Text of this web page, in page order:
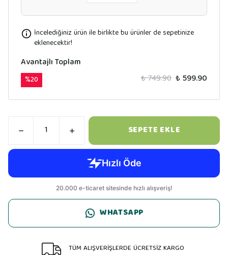
İncelediğiniz ürün ile birlikte bu ürünler de sepetinize
eklenecektir!
Avantajlı Toplam
%20 ₺ 749.90 ₺ 599.90
SEPETE EKLE
WHATSAPP
TÜM ALIŞVERİŞLERDE ÜCRETSİZ KARGO